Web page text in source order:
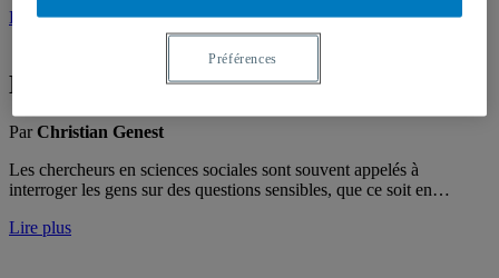
Lire plus
La méthode de Warner
ParChristian Genest
Les chercheurs en sciences sociales sont souvent appelés à
interroger les gens sur des questions sensibles, que ce soit en…
Lire plus
Préférences